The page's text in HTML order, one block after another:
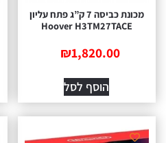
מכונת כביסה 7 ק”ג פתח עליון
Hoover H3TM27TACE
₪1,820.00
הוסף לסל